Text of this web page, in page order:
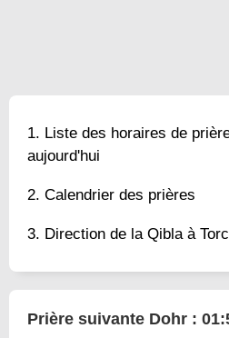
Liste des horaires de
aujourd'hui
Calendrier des prières
Direction de la Qibla à
Prière suivante Dohr :